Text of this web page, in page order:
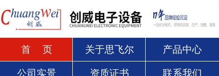
首 页 关于思飞尔 产品中心
公司实景 资质证书 联系我们